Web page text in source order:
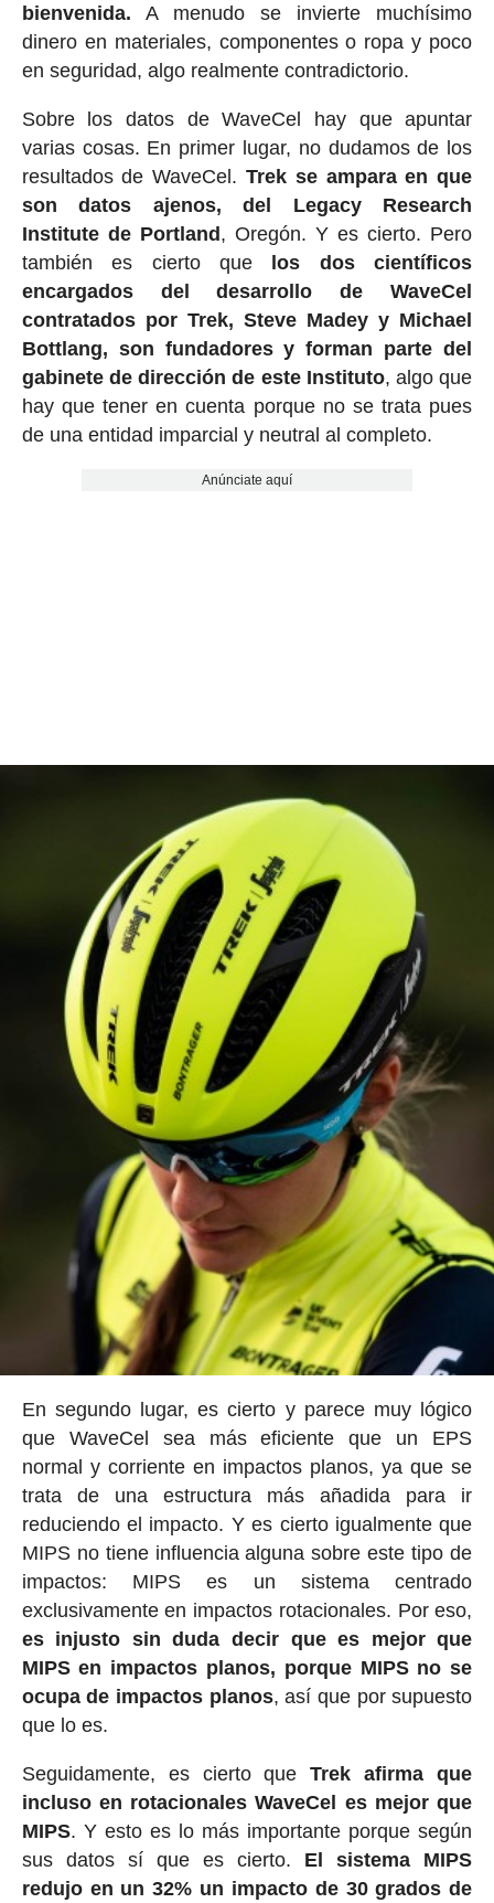
bienvenida. A menudo se invierte muchísimo
dinero en materiales, componentes o ropa y poco
en seguridad, algo realmente contradictorio.
Sobre los datos de WaveCel hay que apuntar
varias cosas. En primer lugar, no dudamos de los
resultados de WaveCel.Trek se ampara en que
son datos ajenos, del Legacy Research
Institute de Portland, Oregón. Y es cierto. Pero
también es cierto que los dos científicos
encargados del desarrollo de WaveCel
contratados por Trek, Steve Madey y Michael
Bottlang, son fundadores y forman parte del
gabinete de dirección de este Instituto, algo que
hay que tener en cuenta porque no se trata pues
de una entidad imparcial y neutral al completo.
Anúnciate aquí
En segundo lugar, es cierto y parece muy lógico
que WaveCel sea más eficiente que un EPS
normal y corriente en impactos planos, ya que se
trata de una estructura más añadida para ir
reduciendo el impacto. Y es cierto igualmente que
MIPS no tiene influencia alguna sobre este tipo de
impactos: MIPS es un sistema centrado
exclusivamente en impactos rotacionales. Por eso,
es injusto sin duda decir que es mejor que
MIPS en impactos planos, porque MIPS no se
ocupa de impactos planos, así que por supuesto
que lo es.
Seguidamente, es cierto queTrek afirma que
incluso en rotacionales WaveCel es mejor que
MIPS. Y esto es lo más importante porque según
sus datos sí que es cierto. El sistema MIPS
redujo en un 32% un impacto de 30 grados de